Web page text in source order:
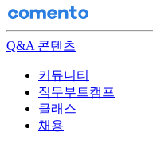
Q&A 콘텐츠
커뮤니티
직무부트캠프
클래스
채용